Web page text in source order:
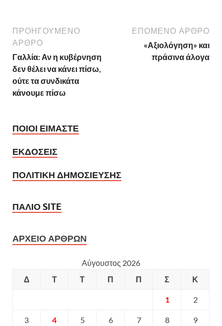
ΠΡΟΗΓΟΥΜΕΝΟ
ΑΡΘΡΟ
Γαλλία: Αν η κυβέρνηση
δεν θέλει να κάνει πίσω,
ούτε τα συνδικάτα
κάνουμε πίσω
ΕΠΟΜΕΝΟ ΑΡΘΡΟ
«Αξιολόγηση» και
πράσινα άλογα
ΠΟΙΟΙ ΕΙΜΑΣΤΕ
ΕΚΔΟΣΕΙΣ
ΠΟΛΙΤΙΚΗ ΔΗΜΟΣΙΕΥΣΗΣ
ΠΑΛΙΟ SITE
ΑΡΧΕΙΟ ΑΡΘΡΩΝ
Αύγουστος 2026
Δ
Τ Τ Π Π Σ Κ
1 2
3 4 5 6 7 8 9